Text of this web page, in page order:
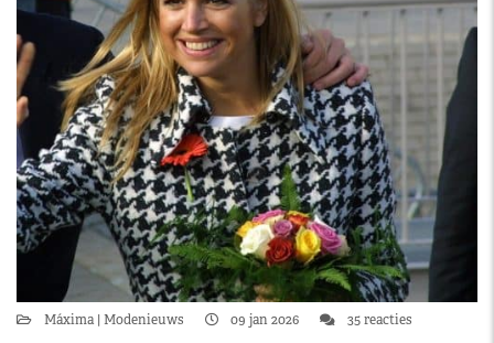
Máxima Modenieuws 09 jan 2026 35 reacties